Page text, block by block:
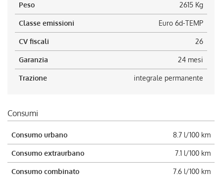
Peso 2615 Kg
Classe emissioni Euro 6d-TEMP
CV fiscali 26
Garanzia 24 mesi
Trazione integrale permanente
Consumi
Consumo urbano 8.7 l/100 km
Consumo extraurbano 7.1 l/100 km
Consumo combinato 7.6 l/100 km